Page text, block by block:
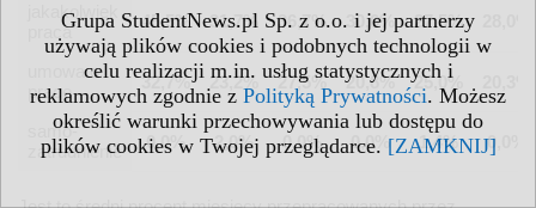
Grupa StudentNews.pl Sp. z o.o. i jej partnerzy
używają plików cookies i podobnych technologii w
celu realizacji m.in. usług statystycznych i
reklamowych zgodnie z Polityką Prywatności. Możesz
określić warunki przechowywania lub dostępu do
plików cookies w Twojej przeglądarce. [ZAMKNIJ]
jakakolwiek
praca
45,5% 31,7% 36,7% 30,6% 27,5%
umowa o
pracę
32,7% 23,2% 27,5% 20,8% 25,0%
samo­
zatrudnienie
0,0% 2,0% 0,0% 0,0% 1,4% 0,0%